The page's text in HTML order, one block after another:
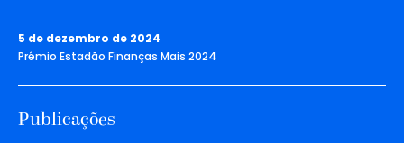
5 de dezembro de 2024
Prêmio Estadão Finanças Mais 2024
Publicações